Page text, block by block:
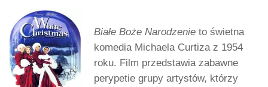
Białe Boże Narodzenie to świetna
komedia Michaela Curtiza z 1954
roku. Film przedstawia zabawne
perypetie grupy artystów, którzy